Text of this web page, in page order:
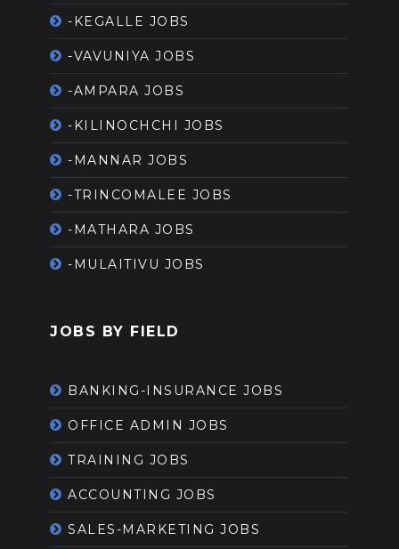
-KEGALLE JOBS
-VAVUNIYA JOBS
-AMPARA JOBS
-KILINOCHCHI JOBS
-MANNAR JOBS
-TRINCOMALEE JOBS
-MATHARA JOBS
-MULAITIVU JOBS
JOBS BY FIELD
BANKING-INSURANCE JOBS
OFFICE ADMIN JOBS
TRAINING JOBS
ACCOUNTING JOBS
SALES-MARKETING JOBS